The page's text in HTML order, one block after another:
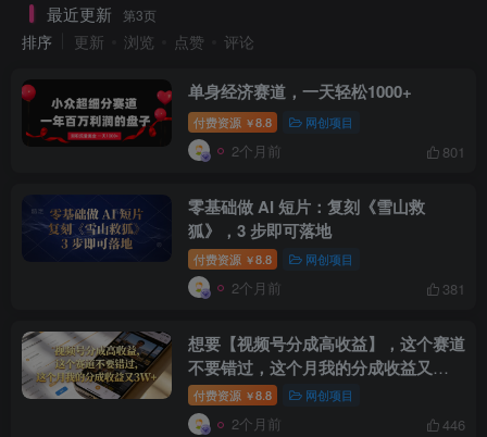
最近更新 第3页
排序 更新 浏览 点赞 评论
单身经济赛道，一天轻松1000+
付费资源 ￥8.8 网创项目
2个月前 801
零基础做 AI 短片：复刻《雪山救
狐》，3 步即可落地
付费资源 ￥8.8 网创项目
2个月前 381
想要【视频号分成高收益】，这个赛道
不要错过，这个月我的分成收益又
3W+
付费资源 ￥8.8 网创项目
2个月前 446